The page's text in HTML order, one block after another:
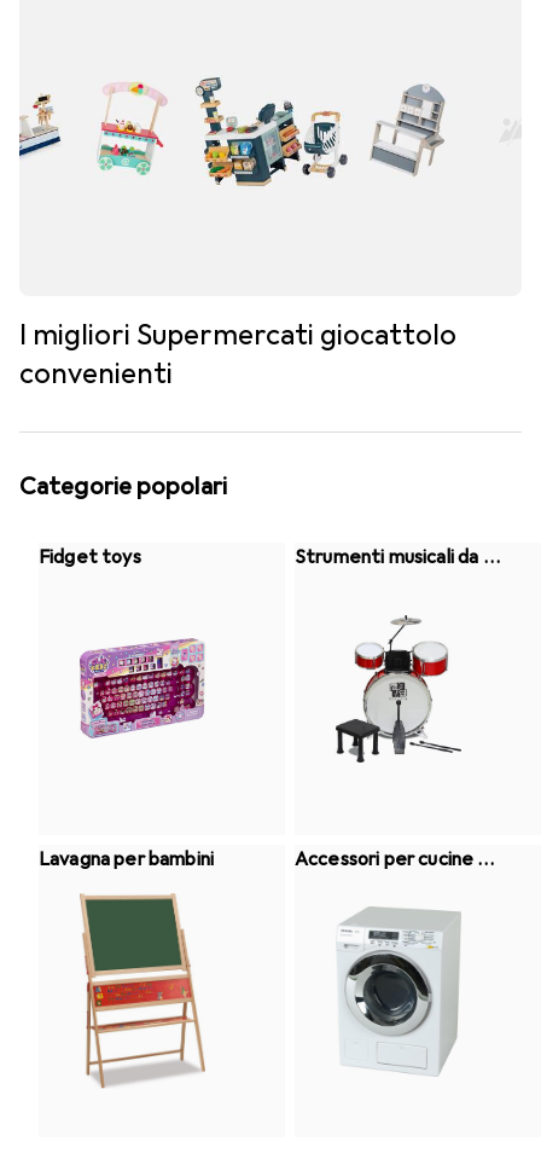
I migliori Supermercati giocattolo
convenienti
Categorie popolari
Fidget toys
Strumenti musicali da gi
Lavagna per bambini
Accessori per cucine gi